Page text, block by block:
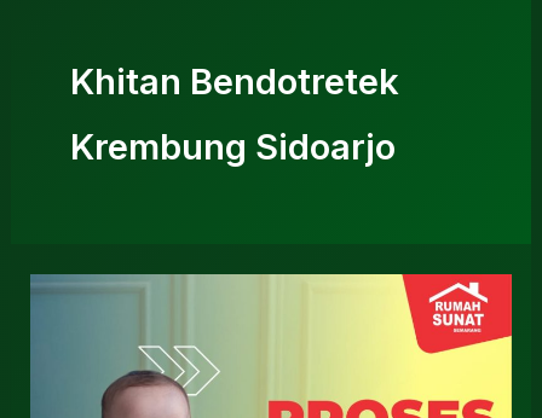
Khitan Bendotretek
Krembung Sidoarjo
Rekomendasi
Sidoarjo